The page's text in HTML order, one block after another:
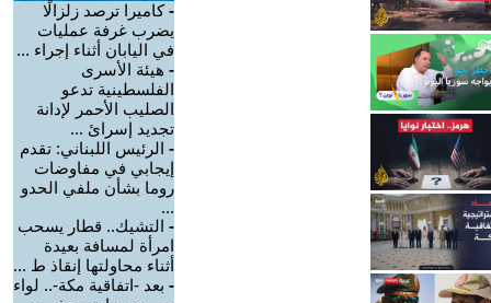
-كاميرا ترصد زلزالًا
يضرب غرفة عمليات
في اليابان أثناء إجراء ...
- هيئة الأسرى
الفلسطينية تدعو
الصليب الأحمر لإدانة
تجديد إسرائ ...
- الرئيس اللبناني: تقدم
إيجابي في مفاوضات
روما بشأن ملفي الحدو
...
- التشيك.. قطار يسحب
امرأة لمسافة بعيدة
أثناء محاولتها إنقاذ ط ...
- بعد -اتفاقية مكة-.. لواء